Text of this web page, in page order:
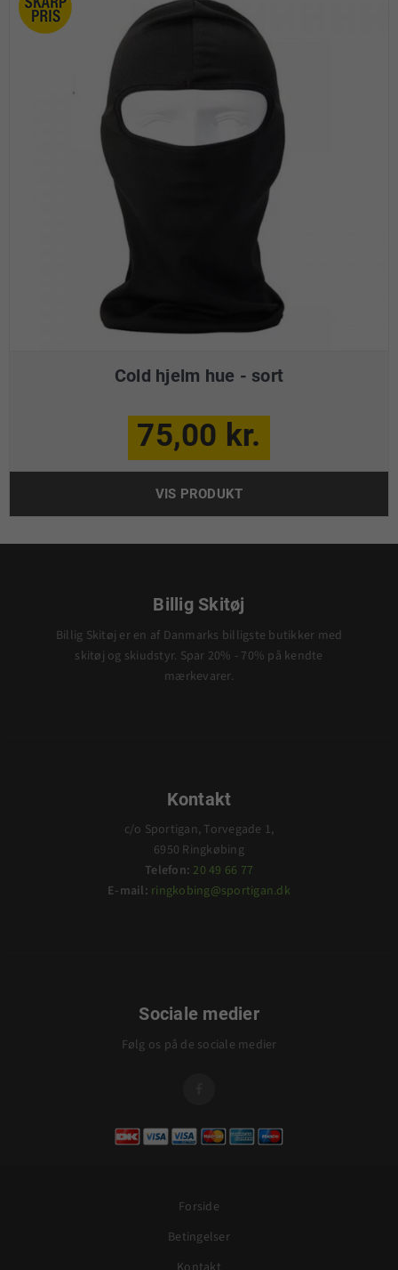
Cold hjelm hue - sort
75,00 kr.
VIS PRODUKT
Billig Skitøj
Billig Skitøj er en af Danmarks billigste butikker med
skitøj og skiudstyr. Spar 20% - 70% på kendte
mærkevarer.
Kontakt
c/o Sportigan, Torvegade 1,
6950 Ringkøbing
Telefon: 20 49 66 77
E-mail: ringkobing@sportigan.dk
Sociale medier
Følg os på de sociale medier
Forside
Betingelser